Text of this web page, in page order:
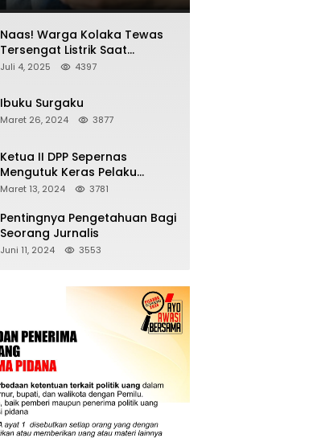
Naas! Warga Kolaka Tewas
Tersengat Listrik Saat
Persiapan Grand Opening
Juli 4, 2025 4397
Ibuku Surgaku
Maret 26, 2024 3877
Ketua II DPP Sepernas
Mengutuk Keras Pelaku
Pengeroyokan Wartawan
Maret 13, 2024 3781
Pentingnya Pengetahuan Bagi
Seorang Jurnalis
Juni 11, 2024 3553